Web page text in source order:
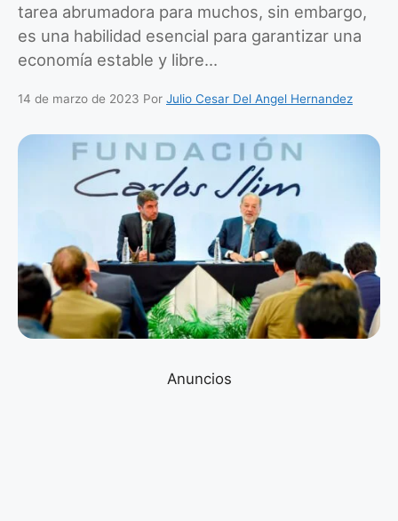
tarea abrumadora para muchos, sin embargo,
es una habilidad esencial para garantizar una
economía estable y libre…
14 de marzo de 2023 Por Julio Cesar Del Angel Hernandez
Anuncios